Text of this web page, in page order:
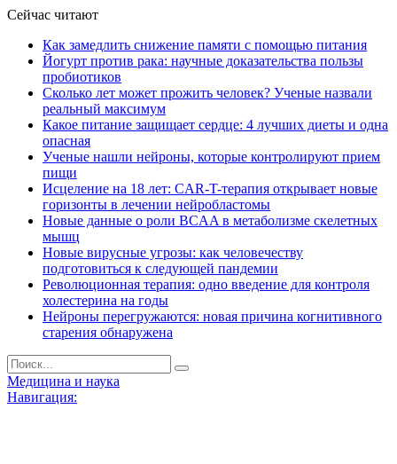
Сейчас читают
Как замедлить снижение памяти с помощью питания
Йогурт против рака: научные доказательства пользы
пробиотиков
Сколько лет может прожить человек? Ученые назвали
реальный максимум
Какое питание защищает сердце: 4 лучших диеты и одна
опасная
Ученые нашли нейроны, которые контролируют прием
пищи
Исцеление на 18 лет: CAR-T-терапия открывает новые
горизонты в лечении нейробластомы
Новые данные о роли BCAA в метаболизме скелетных
мышц
Новые вирусные угрозы: как человечеству
подготовиться к следующей пандемии
Революционная терапия: одно введение для контроля
холестерина на годы
Нейроны перегружаются: новая причина когнитивного
старения обнаружена
Медицина и наука
Навигация: